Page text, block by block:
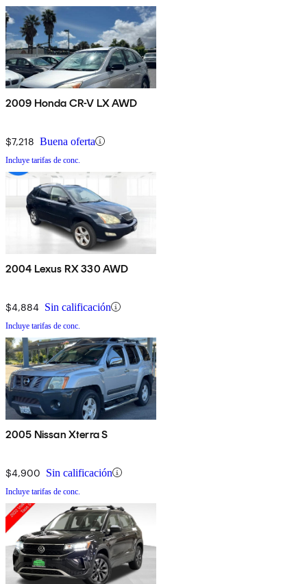
2009 Honda CR-V LX AWD
$7,218 Buena oferta
Incluye tarifas de conc.
2004 Lexus RX 330 AWD
$4,884 Sin calificación
Incluye tarifas de conc.
2005 Nissan Xterra S
$4,900 Sin calificación
Incluye tarifas de conc.